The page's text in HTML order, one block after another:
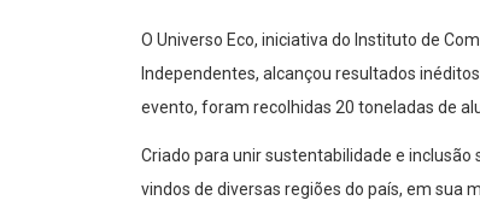
O Universo Eco, iniciativa do Instituto de
Independentes, alcançou resultados
evento, foram recolhidas 20 toneladas de
Criado para unir sustentabilidade e
vindos de diversas regiões do país, em sua